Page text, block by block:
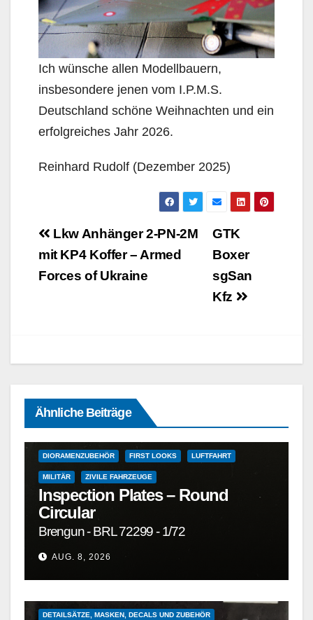
Ich wünsche allen Modellbauern,
insbesondere jenen vom I.P.M.S.
Deutschland schöne Weihnachten und ein
erfolgreiches Jahr 2026.
Reinhard Rudolf (Dezember 2025)
BeitragsnavigationGTK
Boxer
sgSan
Kfz
Lkw Anhänger 2-PN-2M
mit KP4 Koffer – Armed
Forces of Ukraine
Ähnliche Beiträge
DETAILSÄTZE, MASKEN, DECALS UND ZUBEHÖR
DIORAMENZUBEHÖR FIRST LOOKS LUFTFAHRT
MILITÄR ZIVILE FAHRZEUGE
Inspection Plates – Round
Circular
Brengun - BRL 72299 - 1/72
AUG. 8, 2026
DETAILSÄTZE, MASKEN, DECALS UND ZUBEHÖR